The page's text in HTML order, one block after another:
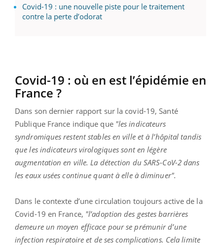
Covid-19 : une nouvelle piste pour le traitement
contre la perte d’odorat
Covid-19 : où en est l’épidémie en
France ?
Dans son dernier rapport sur la covid-19, Santé
Publique France indique que "les indicateurs
syndromiques restent stables en ville et à l’hôpital tandis
que les indicateurs virologiques sont en légère
augmentation en ville. La détection du SARS-CoV-2 dans
les eaux usées continue quant à elle à diminuer".
Dans le contexte d’une circulation toujours active de la
Covid-19 en France, "l’adoption des gestes barrières
demeure un moyen efficace pour se prémunir d’une
infection respiratoire et de ses complications. Cela limite